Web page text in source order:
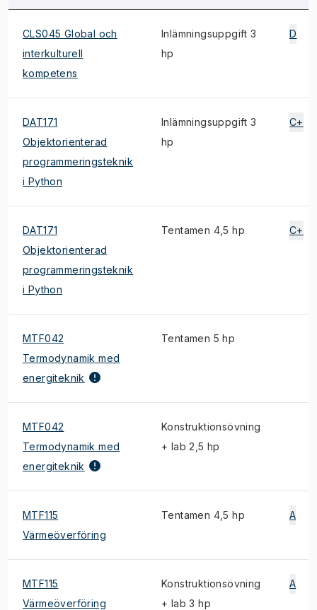
CLS045 Global och
interkulturell
kompetens
Inlämningsuppgift 3
hp
D
DAT171
Objektorienterad
programmeringsteknik
i Python
Inlämningsuppgift 3
hp
C+
DAT171
Objektorienterad
programmeringsteknik
i Python
Tentamen 4,5 hp C+
MTF042
Termodynamik med
energiteknik
Tentamen 5 hp
MTF042
Termodynamik med
energiteknik
Konstruktionsövning
+ lab 2,5 hp
MTF115
Värmeöverföring
Tentamen 4,5 hp A
MTF115
Värmeöverföring
Konstruktionsövning
+ lab 3 hp
A